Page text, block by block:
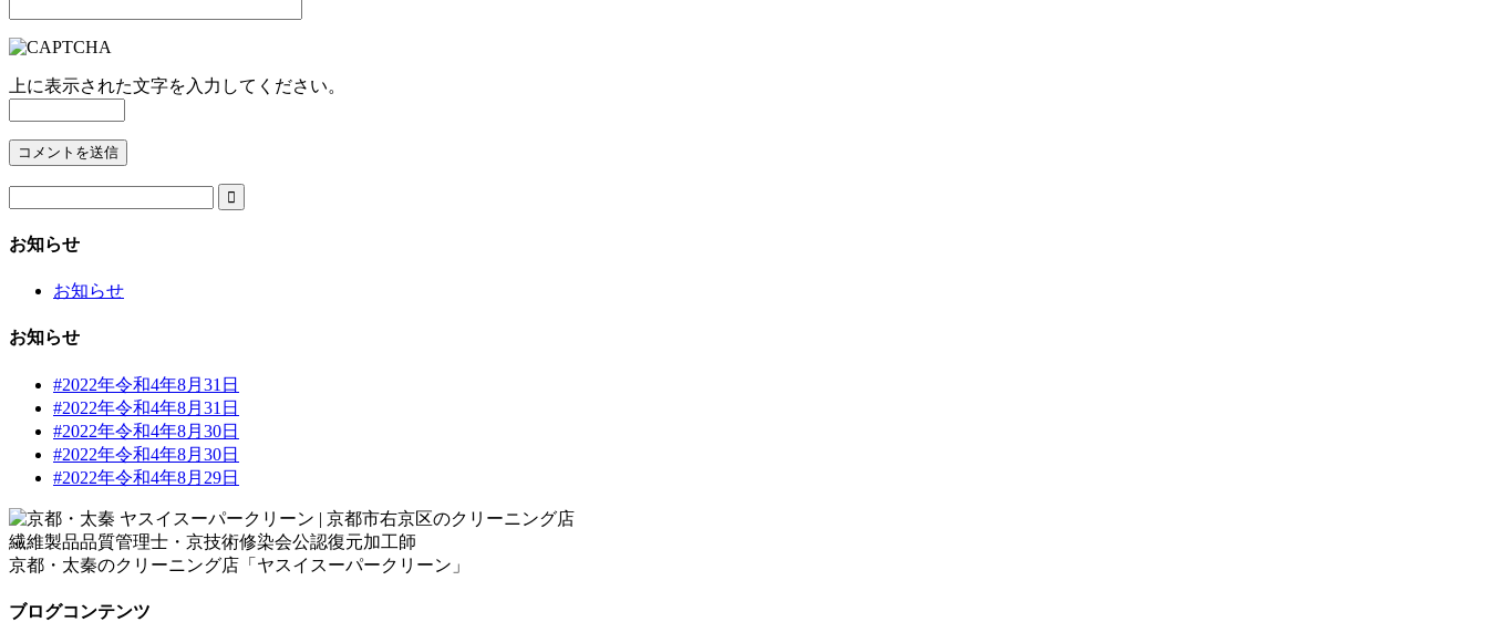
上に表示された文字を入力してください。

お知らせ
お知らせ
お知らせ
#2022年令和4年8月31日
#2022年令和4年8月31日
#2022年令和4年8月30日
#2022年令和4年8月30日
#2022年令和4年8月29日
繊維製品品質管理士・京技術修染会公認復元加工師
京都・太秦のクリーニング店「ヤスイスーパークリーン」
ブログコンテンツ